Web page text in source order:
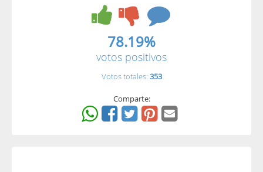
78.19%
votos positivos
Votos totales: 353
Comparte: